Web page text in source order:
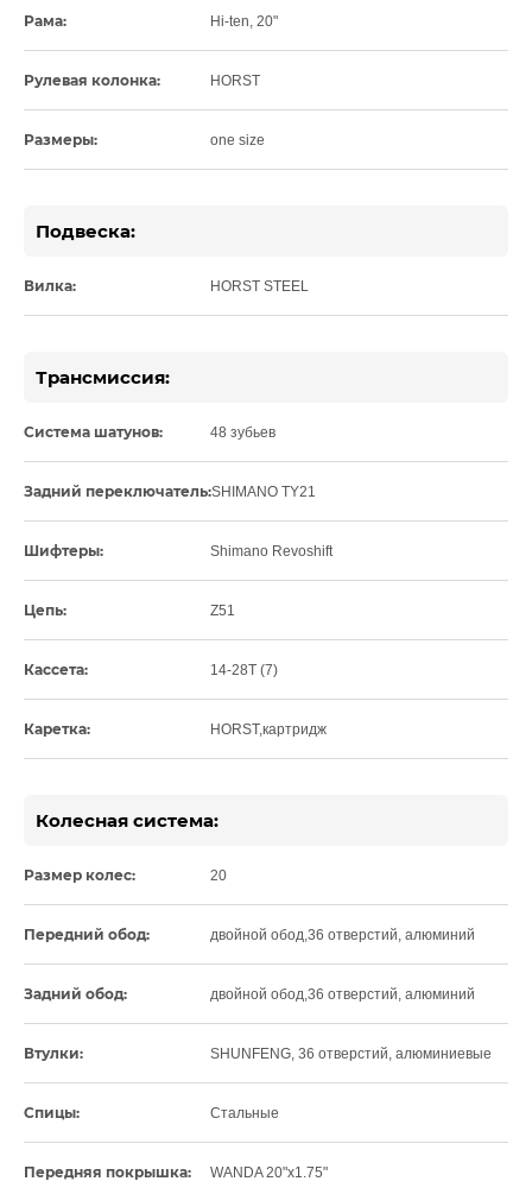
Рама: Hi-ten, 20"
Рулевая колонка: HORST
Размеры: one size
Подвеска:
Вилка: HORST STEEL
Трансмиссия:
Система шатунов: 48 зубьев
Задний переключатель:SHIMANO TY21
Шифтеры: Shimano Revoshift
Цепь: Z51
Кассета: 14-28T (7)
Каретка: HORST,картридж
Колесная система:
Размер колес: 20
Передний обод: двойной обод,36 отверстий, алюминий
Задний обод: двойной обод,36 отверстий, алюминий
Втулки: SHUNFENG, 36 отверстий, алюминиевые
Спицы: Стальные
Передняя покрышка: WANDA 20"x1.75"